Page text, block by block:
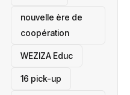
nouvelle ère de
coopération
‎WEZIZA Educ
16 pick-up